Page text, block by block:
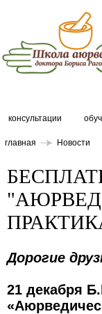
консультации
главная Новости
Дорогие
21 декабря